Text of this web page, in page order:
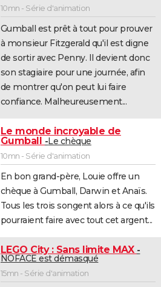
10mn - Série d'animation
Gumball est prêt à tout pour prouver
à monsieur Fitzgerald qu'il est digne
de sortir avec Penny. Il devient donc
son stagiaire pour une journée, afin
de montrer qu'on peut lui faire
confiance. Malheureusement...
Le monde incroyable de
Gumball
Le chèque
10mn - Série d'animation
En bon grand-père, Louie offre un
chèque à Gumball, Darwin et Anaïs.
Tous les trois songent alors à ce qu'ils
pourraient faire avec tout cet argent...
LEGO City : Sans limite MAX
NOFACE est démasqué
15mn - Série d'animation